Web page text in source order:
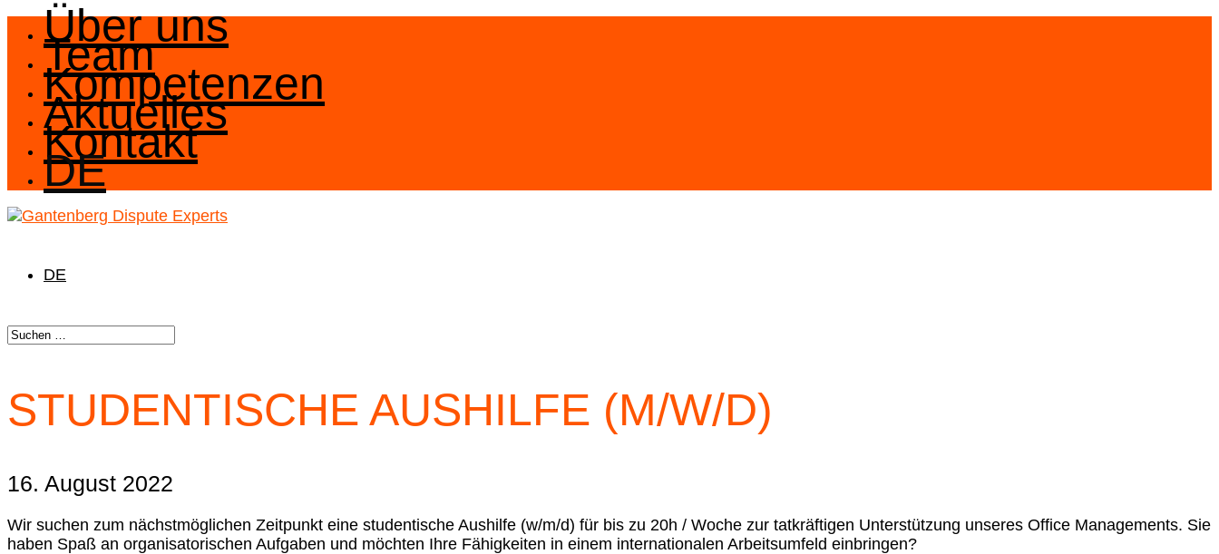
Über uns
Team
Kompetenzen
Aktuelles
Kontakt
DE
DE
STUDENTISCHE AUSHILFE (M/W/D)
16. August 2022
Wir suchen zum nächstmöglichen Zeitpunkt eine studentische Aushilfe (w/m/d) für bis zu 20h / Woche zur tatkräftigen Unterstützung unseres Office Managements. Sie
haben Spaß an organisatorischen Aufgaben und möchten Ihre Fähigkeiten in einem internationalen Arbeitsumfeld einbringen?